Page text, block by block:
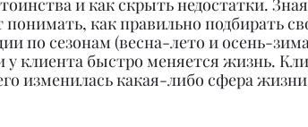
и как скрыть недостатки.
как правильно подбирать
по сезонам (весна-лето и осень-
у клиента быстро меняется жизнь.
изменилась какая-либо сфера